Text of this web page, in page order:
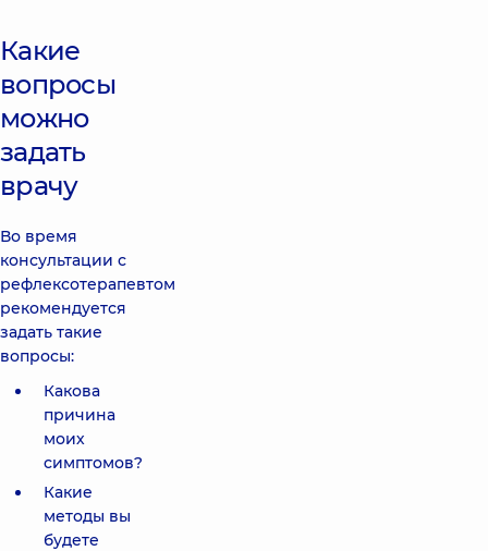
Какие
вопросы
можно
задать
врачу
Во время
консультации с
рефлексотерапевтом
рекомендуется
задать такие
вопросы:
Какова
причина
моих
симптомов?
Какие
методы вы
будете